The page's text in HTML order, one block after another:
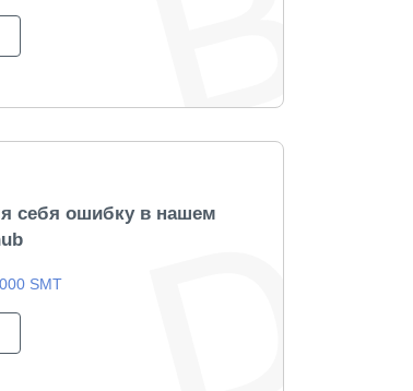
себя ошибку в нашем
SMT